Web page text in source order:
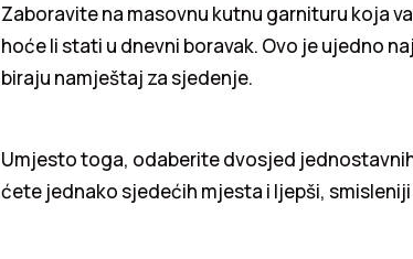
Zaboravite na masovnu kutnu garnituru koja
hoće li stati u dnevni boravak. Ovo je ujedno
biraju namještaj za sjedenje.
Umjesto toga, odaberite dvosjed
ćete jednako sjedećih mjesta i ljepši,